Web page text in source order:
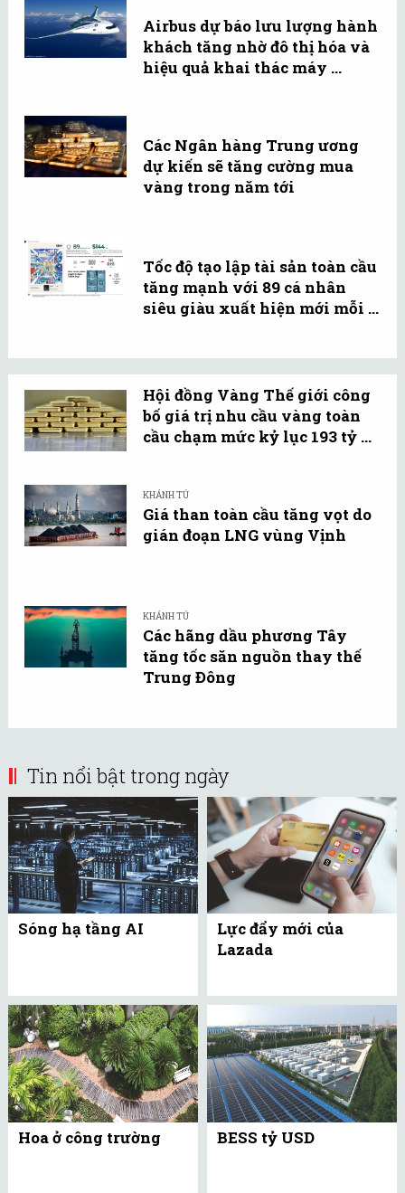
Airbus dự báo lưu lượng hành
khách tăng nhờ đô thị hóa và
hiệu quả khai thác máy ...
Các Ngân hàng Trung ương
dự kiến sẽ tăng cường mua
vàng trong năm tới
Tốc độ tạo lập tài sản toàn cầu
tăng mạnh với 89 cá nhân
siêu giàu xuất hiện mới mỗi ...
Hội đồng Vàng Thế giới công
bố giá trị nhu cầu vàng toàn
cầu chạm mức kỷ lục 193 tỷ ...
KHÁNH TÚ
Giá than toàn cầu tăng vọt do
gián đoạn LNG vùng Vịnh
KHÁNH TÚ
Các hãng dầu phương Tây
tăng tốc săn nguồn thay thế
Trung Đông
Tin nổi bật trong ngày
Sóng hạ tầng AI
Lực đẩy mới của
Lazada
Hoa ở công trường BESS tỷ USD